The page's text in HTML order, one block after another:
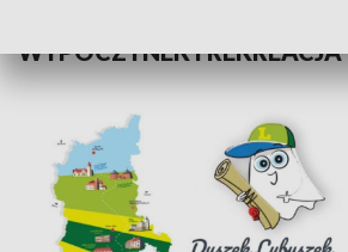
WYPOCZYNEK I REKREACJA